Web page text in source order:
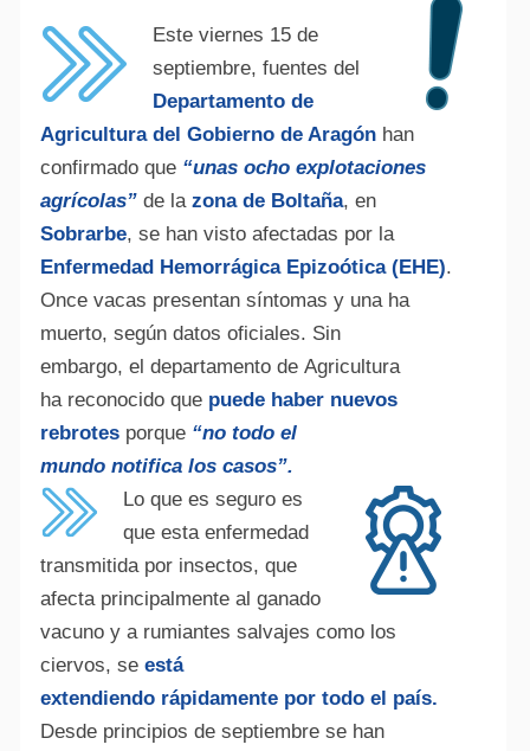
Este viernes 15 de
septiembre, fuentes del
Departamento de
Agricultura del Gobierno de Aragón han
confirmado que “unas ocho explotaciones
agrícolas”de la zona de Boltaña, en
Sobrarbe, se han visto afectadas por la
Enfermedad Hemorrágica Epizoótica (EHE).
Once vacas presentan síntomas y una ha
muerto, según datos oficiales. Sin
embargo, el departamento de Agricultura
ha reconocido que puede haber nuevos
rebrotesporque “no todo el
mundo notifica los casos”.
Lo que es seguro es
que esta enfermedad
transmitida por insectos, que
afecta principalmente al ganado
vacuno y a rumiantes salvajes como los
ciervos, seestá
extendiendo rápidamente por todo el país.
Desde principios de septiembre se han